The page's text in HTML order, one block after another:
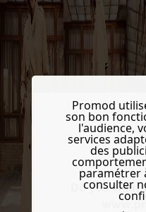
Do you want
Promod
son bon
l'audience,
services
des
paramétrer
consulter